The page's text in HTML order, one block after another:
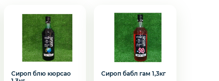
Сироп блю кюрсао
Сироп бабл гам 1,3кг